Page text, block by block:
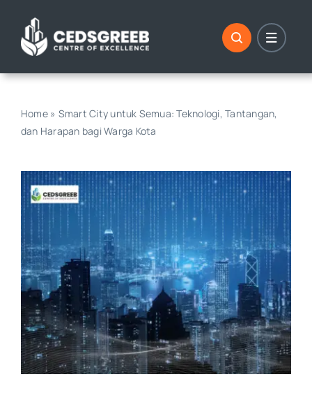
content
Home» Smart City untuk Semua: Teknologi, Tantangan,
dan Harapan bagi Warga Kota